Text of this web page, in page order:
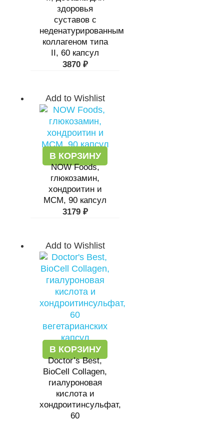
здоровья
суставов с
неденатурированным
коллагеном типа
II, 60 капсул
3870 ₽
Add to Wishlist
В КОРЗИНУ
NOW Foods,
глюкозамин,
хондроитин и
МСМ, 90 капсул
3179 ₽
Add to Wishlist
В КОРЗИНУ
Doctor’s Best,
BioCell Collagen,
гиалуроновая
кислота и
хондроитинсульфат,
60